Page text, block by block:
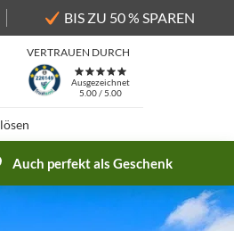
BIS ZU 50 % SPAREN
VERTRAUEN DURCH
Ausgezeichnet
5.00 / 5.00
Auch perfekt als Geschenk